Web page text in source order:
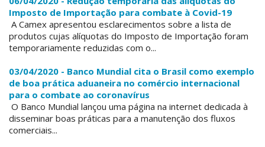
Imposto de Importação para combate à Covid-19
A Camex apresentou esclarecimentos sobre a lista de
produtos cujas alíquotas do Imposto de Importação foram
temporariamente reduzidas com o...
03/04/2020 - Banco Mundial cita o Brasil como exemplo
de boa prática aduaneira no comércio internacional
para o combate ao coronavírus
O Banco Mundial lançou uma página na internet dedicada à
disseminar boas práticas para a manutenção dos fluxos
comerciais...